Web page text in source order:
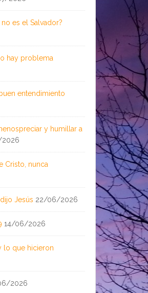
es el Salvador?
hay problema
entendimiento
y humillar a
Cristo, nunca
Jesús 22/06/2026
14/06/2026
lo que hicieron
2026